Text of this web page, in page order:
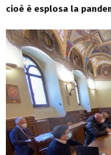
cioè è esplosa la